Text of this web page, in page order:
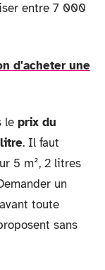
entre 7 000
d'acheter une
le prix du
. Il faut
5 m², 2 litres
un
toute
sans